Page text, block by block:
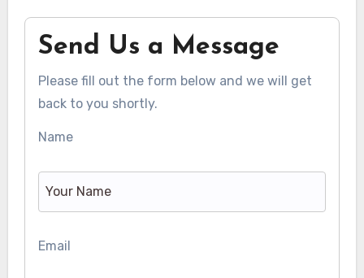
Send Us a Message
Please fill out the form below and we will get
back to you shortly.
Name
Email